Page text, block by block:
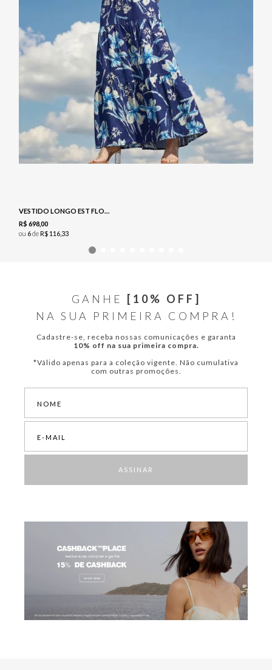
VESTIDO LONGO EST FLORAL - NAVY
R$ 69800
ou 6deR$ 11633
GANHE
[10% OFF]
NA SUA PRIMEIRA COMPRA!
Cadastre-se, receba nossas comunicações e garanta
10% off na sua primeira compra.
*Válido apenas para a coleção vigente. Não cumulativa
com outras promoções.
ASSINAR